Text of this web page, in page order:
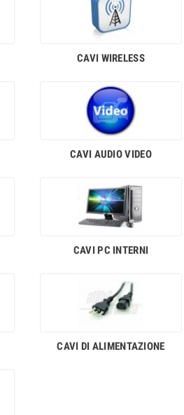
CAVI WIRELESS
CAVI AUDIO VIDEO
CAVI PC INTERNI
CAVI DI ALIMENTAZIONE